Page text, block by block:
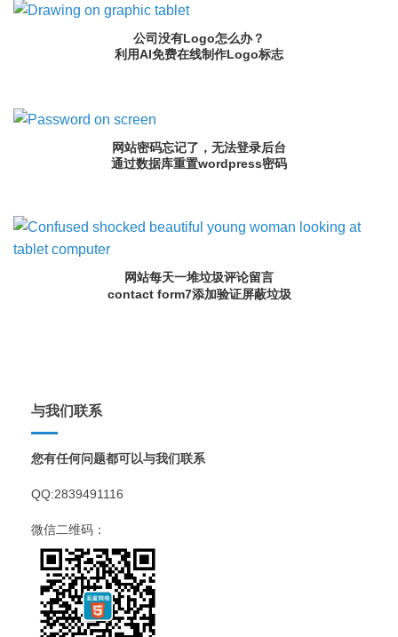
公司没有Logo怎么办？
利用AI免费在线制作Logo标志
网站密码忘记了，无法登录后台
通过数据库重置wordpress密码
网站每天一堆垃圾评论留言
contact form7添加验证屏蔽垃圾
与我们联系
您有任何问题都可以与我们联系
QQ:2839491116
微信二维码：